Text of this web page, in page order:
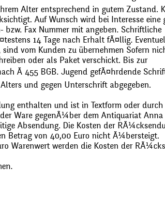
Alter entsprechend in gutem Zustand.
Auf Wunsch wird bei Interesse eine
bzw. Fax Nummer mit angeben. Schriftliche
14 Tage nach Erhalt fÃ¤llig.
vom Kunden zu übernehmen Sofern
oder als Paket verschickt. Bis zur
Ã 455 BGB. Jugend gefÃ¤hrdende
und gegen Unterschrift abgegeben.
enthalten und ist in Textform oder durch
Ware gegenÃ¼ber dem Antiquariat Anna
Absendung. Die Kosten der
Betrag von 40,00 Euro nicht Ã¼bersteigt.
Warenwert werden die Kosten der